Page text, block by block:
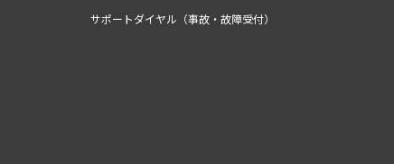
サポートダイヤル（事故・故障受付）